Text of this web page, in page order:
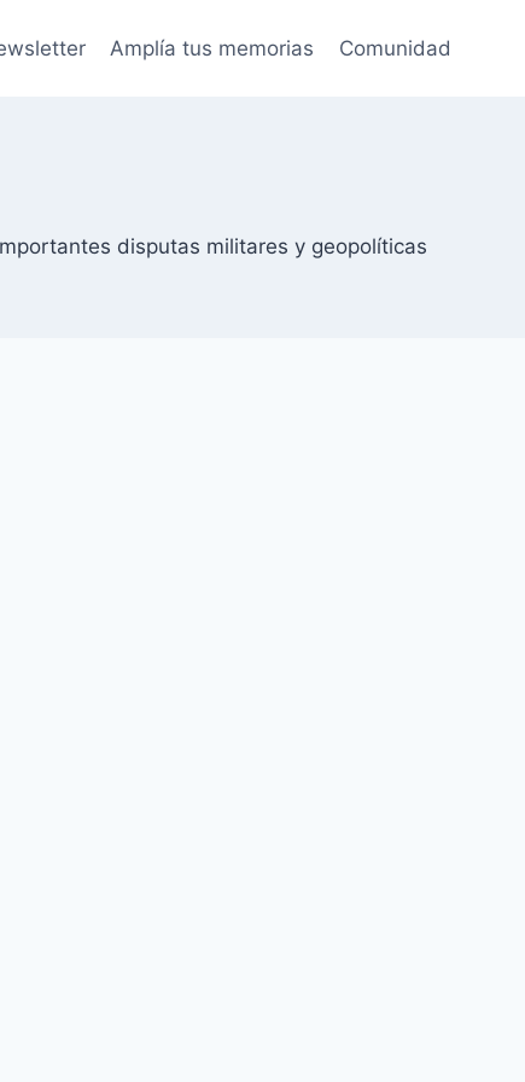
Amplía tus memorias Comunidad
disputas militares y geopolíticas